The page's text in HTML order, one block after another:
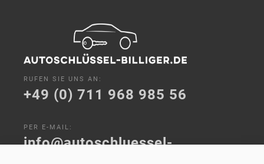
RUFEN SIE UNS AN:
+49 (0) 711 968 985 56
PER E-MAIL:
info@autoschluessel-